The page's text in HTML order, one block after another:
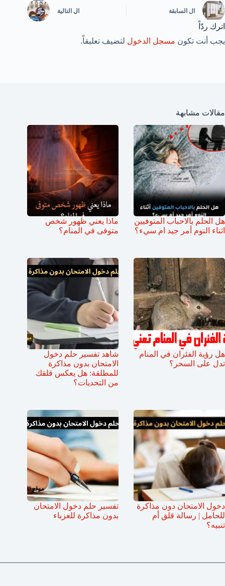
ال السابقة ال التالية
اترك ردّاً
يجب أنت تكون مسجل الدخول لتضيف تعليقاً.
مقالات مشابهة
هل الحلم بالاحباب المتوفيين
اثناء النوم أمر جيد ام سيء؟
ماذا يعني ظهور شخص
متوفى في المنام؟
هل رؤية الفئران في المنام
تدل على السحر؟
شاهد تفسير حلم دخول
الامتحان بدون مذاكرة
للمطلقة: هل يعكس قلقك
من التحديات؟
دخول الامتحان دون مذاكرة
للحامل | رسالة قلق أم
تنبيه؟
تفسير حلم دخول الامتحان
بدون مذاكرة للعزباء